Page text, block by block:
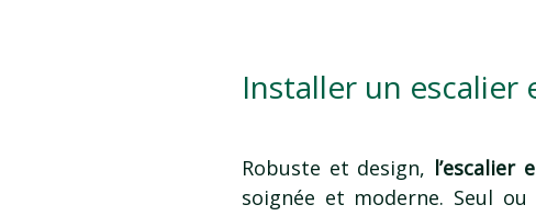
Installer un
Robuste et design, l’escalier
soignée et moderne. Seul